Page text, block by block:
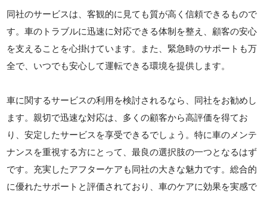
同社のサービスは、客観的に見ても質が高く信頼できるもので
す。車のトラブルに迅速に対応できる体制を整え、顧客の安心
を支えることを心掛けています。また、緊急時のサポートも万
全で、いつでも安心して運転できる環境を提供します。
車に関するサービスの利用を検討されるなら、同社をお勧めし
ます。親切で迅速な対応は、多くの顧客から高評価を得てお
り、安定したサービスを享受できるでしょう。特に車のメンテ
ナンスを重視する方にとって、最良の選択肢の一つとなるはず
です。充実したアフターケアも同社の大きな魅力です。総合的
に優れたサポートと評価されており、車のケアに効果を実感で